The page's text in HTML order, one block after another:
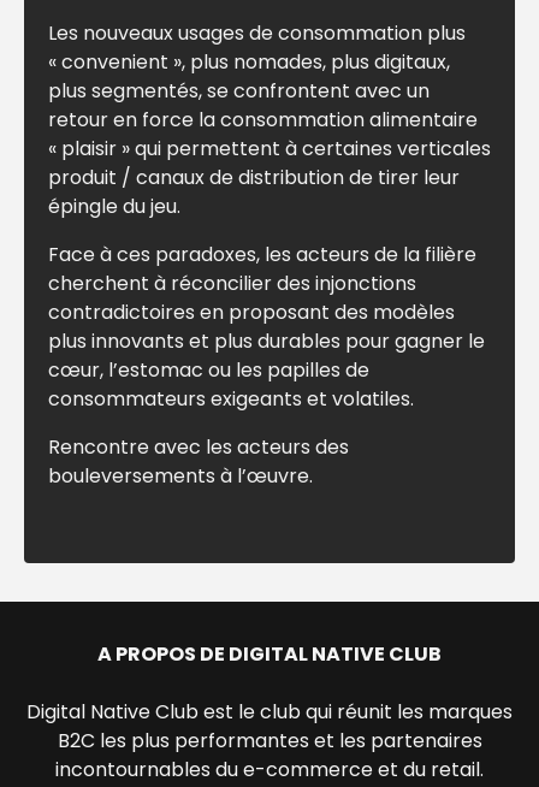
Les nouveaux usages de consommation plus
« convenient », plus nomades, plus digitaux,
plus segmentés, se confrontent avec un
retour en force la consommation alimentaire
« plaisir » qui permettent à certaines verticales
produit / canaux de distribution de tirer leur
épingle du jeu.
Face à ces paradoxes, les acteurs de la filière
cherchent à réconcilier des injonctions
contradictoires en proposant des modèles
plus innovants et plus durables pour gagner le
cœur, l’estomac ou les papilles de
consommateurs exigeants et volatiles.
Rencontre avec les acteurs des
bouleversements à l’œuvre.
A PROPOS DE DIGITAL NATIVE CLUB
Digital Native Club est le club qui réunit les marques
B2C les plus performantes et les partenaires
incontournables du e-commerce et du retail.